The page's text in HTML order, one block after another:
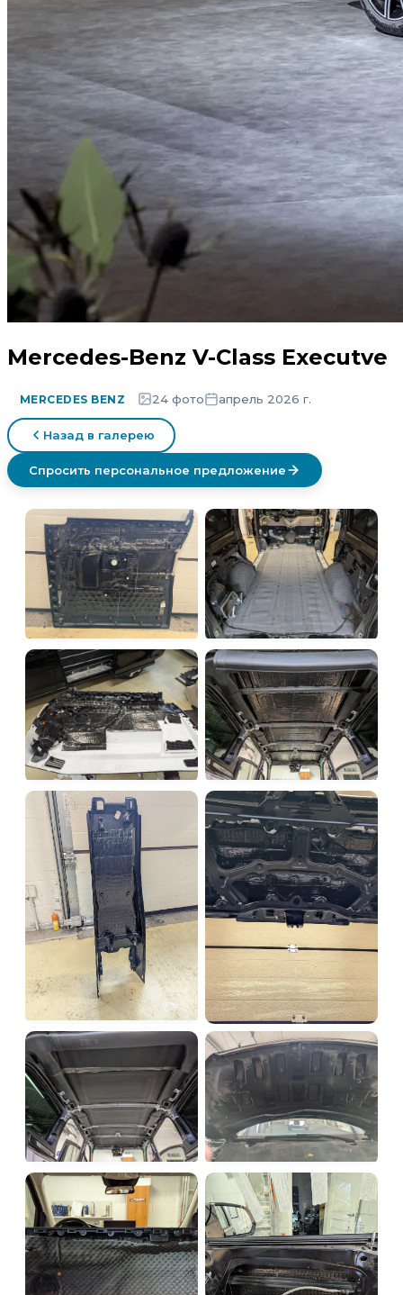
Mercedes-Benz V-Class Executve
MERCEDES BENZ 24 фото апрель 2026 г.
Назад в галерею
Спросить персональное предложение